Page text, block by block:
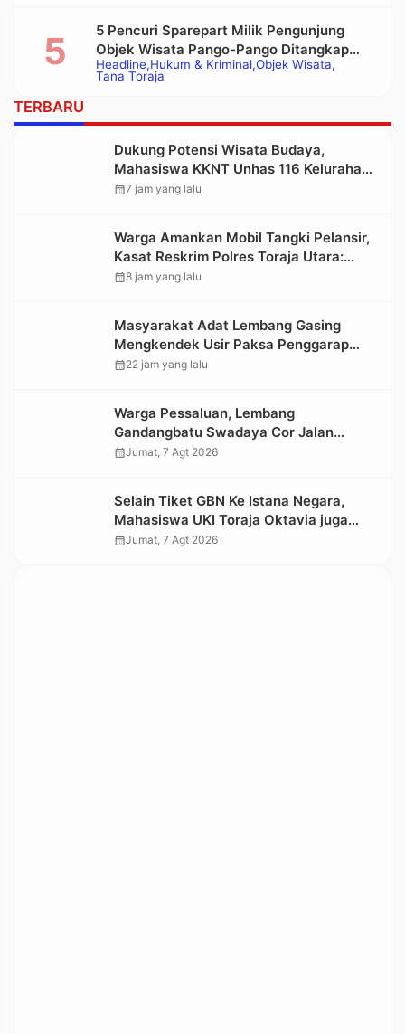
Headline Hukum & Kriminal Objek Wisata
Tana Toraja
5 Pencuri Sparepart Milik Pengunjung
Objek Wisata Pango-Pango Ditangkap
Polisi
TERBARU
Dukung Potensi Wisata Budaya,
Mahasiswa KKNT Unhas 116 Kelurahan
Nonongan Utara Pasang Papan
calendar_month7 jam yang lalu
Warga Amankan Mobil Tangki Pelansir,
Kasat Reskrim Polres Toraja Utara:
Proses Hukum Berjalan Transparan
calendar_month8 jam yang lalu
Masyarakat Adat Lembang Gasing
Mengkendek Usir Paksa Penggarap
yang Rusak Kawasan Hutan
calendar_month22 jam yang lalu
Warga Pessaluan, Lembang
Gandangbatu Swadaya Cor Jalan
Kabupaten
calendar_monthJumat, 7 Agt 2026
Selain Tiket GBN Ke Istana Negara,
Mahasiswa UKI Toraja Oktavia juga
Lolos ke Pekan Seni Mahasiswa
calendar_monthJumat, 7 Agt 2026